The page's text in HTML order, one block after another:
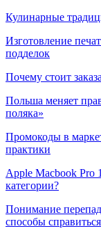
Кулинарные
Изготовление
подделок
Почему стоит
Польша меняет
поляка»
Промокоды в
практики
Apple Macbook Pro
категории?
Понимание
способы справиться